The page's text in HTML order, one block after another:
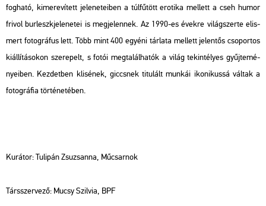
fog­ha­tó, ki­me­re­ví­tett je­le­ne­te­i­ben a túl­fű­tött ero­ti­ka mel­lett a cseh humor
fri­vol bur­leszk­je­le­ne­tei is meg­je­len­nek. Az 1990-es évek­re vi­lág­szer­te el­is­
mert fo­tog­rá­fus lett. Több mint 400 egyé­ni tár­la­ta mel­lett je­len­tős cso­por­tos
ki­ál­lí­tá­so­kon sze­re­pelt, s fotói meg­ta­lál­ha­tók a világ te­kin­té­lyes gyűj­te­mé­
nye­i­ben. Kez­det­ben kli­sé­nek, giccs­nek ti­tu­lált mun­kái iko­ni­kus­sá vál­tak a
fo­tog­rá­fia tör­té­ne­té­ben.
Ku­rá­tor: Tu­li­pán Zsu­zsan­na, Mű­csar­nok
Társ­szer­ve­ző: Mucsy Szil­via, BPF